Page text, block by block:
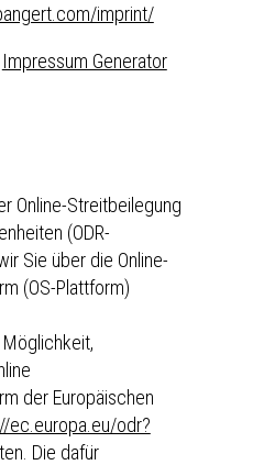
imprint/
Impressum Generator
Online-Streitbeilegung
(ODR-
Sie über die Online-
(OS-Plattform)
der Europäischen
ec.europa.eu/odr?
Die dafür